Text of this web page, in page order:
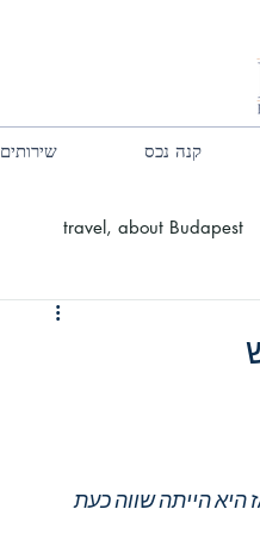
שירותים קנה נכס
travel, about Budapest
העיר בודפשט
אירו לפני חמש שנים, אז היא הייתה שווה כעת